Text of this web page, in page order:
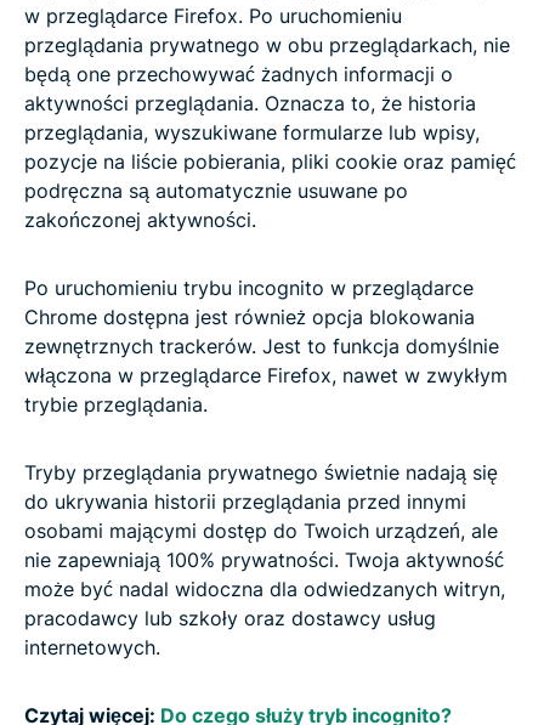
w przeglądarce Firefox. Po uruchomieniu
przeglądania prywatnego w obu przeglądarkach, nie
będą one przechowywać żadnych informacji o
aktywności przeglądania. Oznacza to, że historia
przeglądania, wyszukiwane formularze lub wpisy,
pozycje na liście pobierania, pliki cookie oraz pamięć
podręczna są automatycznie usuwane po
zakończonej aktywności.
Po uruchomieniu trybu incognito w przeglądarce
Chrome dostępna jest również opcja blokowania
zewnętrznych trackerów. Jest to funkcja domyślnie
włączona w przeglądarce Firefox, nawet w zwykłym
trybie przeglądania.
Tryby przeglądania prywatnego świetnie nadają się
do ukrywania historii przeglądania przed innymi
osobami mającymi dostęp do Twoich urządzeń, ale
nie zapewniają 100% prywatności. Twoja aktywność
może być nadal widoczna dla odwiedzanych witryn,
pracodawcy lub szkoły oraz dostawcy usług
internetowych.
Czytaj więcej: Do czego służy tryb incognito?